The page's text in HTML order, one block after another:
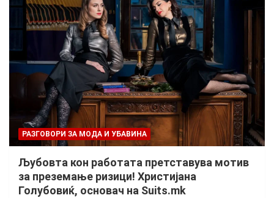
РАЗГОВОРИ ЗА МОДА И УБАВИНА
Љубовта кон работата претставува мотив
за преземање ризици! Христијана
Голубовиќ, основач на Suits.mk